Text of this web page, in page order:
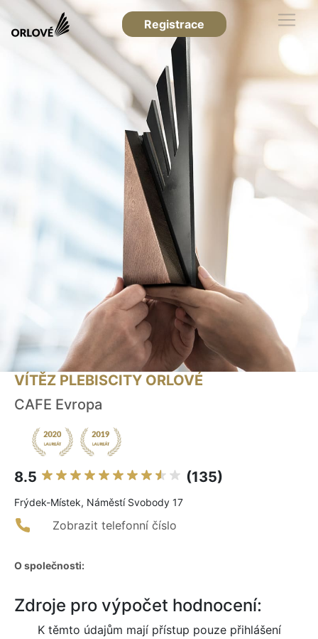
Registrace
VÍTĚZ PLEBISCITY ORLOVÉ
CAFE Evropa
8.5 (135)
Frýdek-Místek, Náměstí Svobody 17
Zobrazit telefonní číslo
O společnosti:
Zdroje pro výpočet hodnocení:
K těmto údajům mají přístup pouze přihlášení